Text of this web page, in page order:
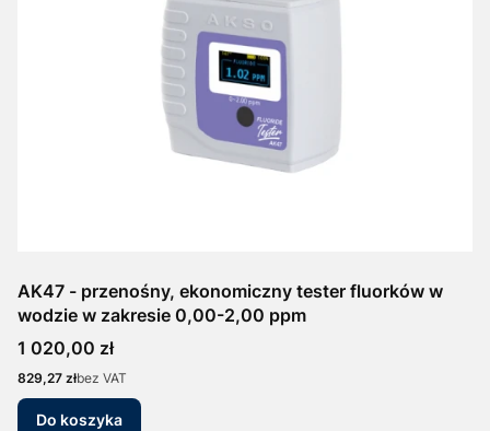
AK47 - przenośny, ekonomiczny tester fluorków w
wodzie w zakresie 0,00-2,00 ppm
Cena
1 020,00 zł
Cena
829,27 złbez VAT
Do koszyka